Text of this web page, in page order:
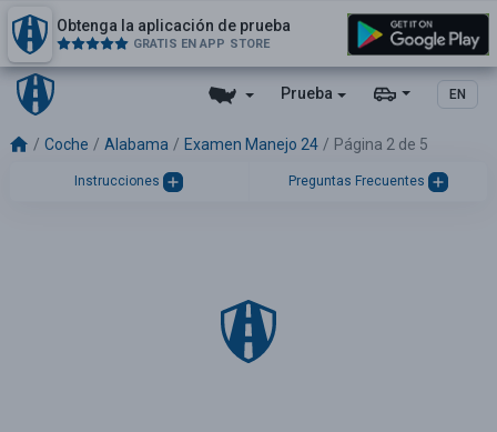
Prueba EN
Obtenga la aplicación de prueba
GRATIS EN APP STORE
Coche Alabama Examen Manejo 24 Página 2 de 5
Instrucciones Preguntas Frecuentes